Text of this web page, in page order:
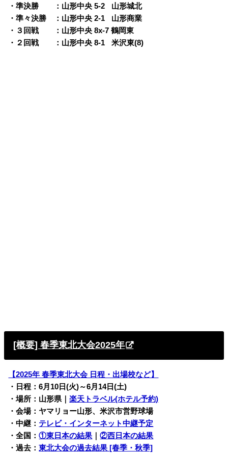
・準決勝 ：山形中央 5-2
山形城北
・準々決勝 ：山形中央 2-1
山形商業
・３回戦 ：山形中央 8x-7 鶴岡東
・２回戦 ：山形中央 8-1
q米沢東(8)
[概要] 春季東北大会2025年
【2025年 春季東北大会 日程・出場校など】
・日程：6月10日(火)～6月14日(土)
・場所：山形県 ｜楽天トラベル(ホテル予約)
・会場：ヤマリョー山形、米沢市営野球場
・中継： テレビ・インターネット中継予定
・全国：①東日本の結果 ｜②西日本の結果
・過去：東北大会の過去結果 [春季・秋季]